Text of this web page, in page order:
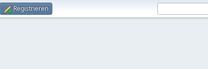
Registrieren